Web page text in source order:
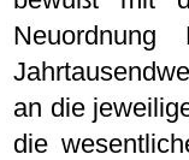
an die
die